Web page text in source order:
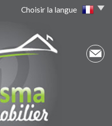
Choisir la langue